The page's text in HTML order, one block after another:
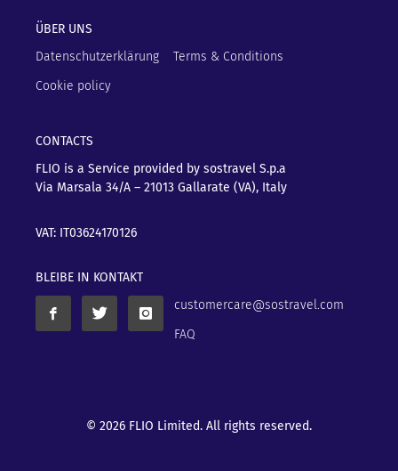
ÜBER UNS
Datenschutzerklärung
Terms & Conditions
Cookie policy
CONTACTS
FLIO is a Service provided by sostravel S.p.a
Via Marsala 34/A – 21013 Gallarate (VA), Italy
VAT: IT03624170126
BLEIBE IN KONTAKT
customercare@sostravel.com
FAQ
© 2026 FLIO Limited. All rights reserved.